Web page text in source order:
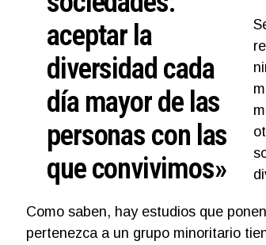
aceptar la
diversidad cada
día mayor de las
personas con las
que convivimos»
Como saben, hay estudios que
pertenezca a un grupo minoritario